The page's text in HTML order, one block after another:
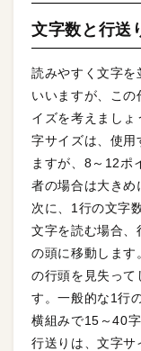
文字数と行送
読みやすく文字を
いいますが、こ
イズを考えまし
字サイズは、使用
ますが、8～12ポ
者の場合は大きめ
次に、1行の文字
文字を読む場合、
の頭に移動します
の行頭を見失って
す。一般的な1行
横組みで15～40
行送りは、文字